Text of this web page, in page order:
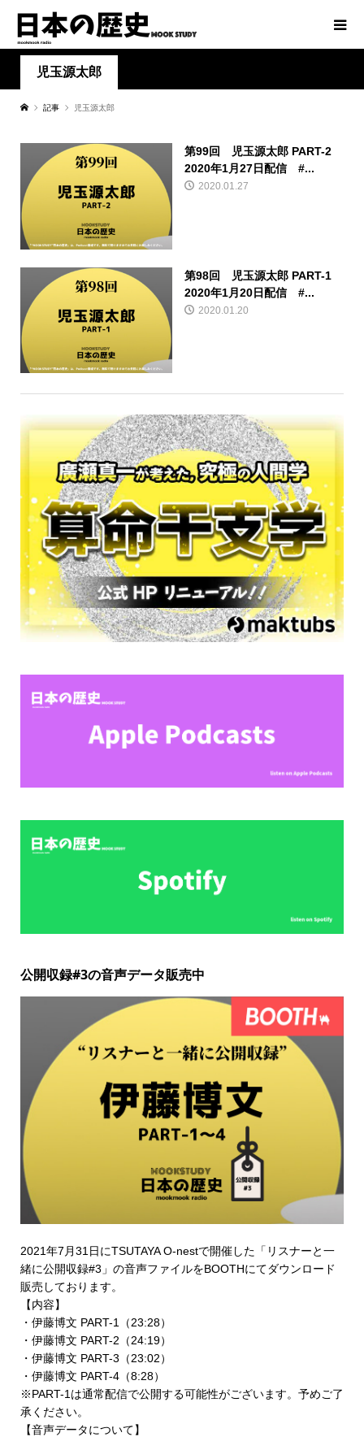
児玉源太郎
記事 児玉源太郎
第99回 児玉源太郎 PART-2
2020年1月27日配信 #...
2020.01.27
第98回 児玉源太郎 PART-1
2020年1月20日配信 #...
2020.01.20
公開収録#3の音声データ販売中
2021年7月31日にTSUTAYA O-nestで開催した「リスナーと一
緒に公開収録#3」の音声ファイルをBOOTHにてダウンロード
販売 しております。
【内容】
・伊藤博文 PART-1（23:28）
・伊藤博文 PART-2（24:19）
・伊藤博文 PART-3（23:02）
・伊藤博文 PART-4（8:28）
※PART-1は通常配信で公開する可能性がございます。予めご了
承ください。
【音声データについて】